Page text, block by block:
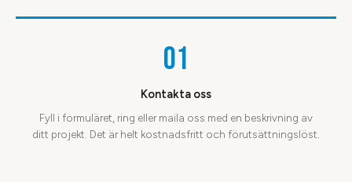
01
Kontakta oss
Fyll i formuläret, ring eller maila oss med en beskrivning av
ditt projekt. Det är helt kostnadsfritt och förutsättningslöst.